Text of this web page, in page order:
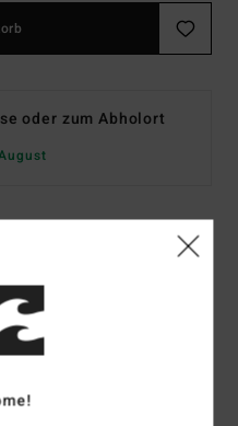
oder zum Abholort
Bikini-Top garantiert.
Stück mit jeder Menge
recycelte Stretch-Stoff ist
des raffinierten Fits